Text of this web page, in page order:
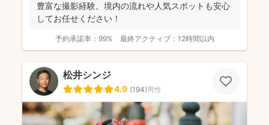
豊富な撮影経験。境内の流れや人気スポットも安心
してお任せください！
予約承諾率： 99% 最終アクティブ： 12時間以内
松井シンジ
4.9 (194)男性